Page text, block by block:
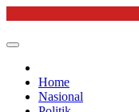
content
Home
Nasional